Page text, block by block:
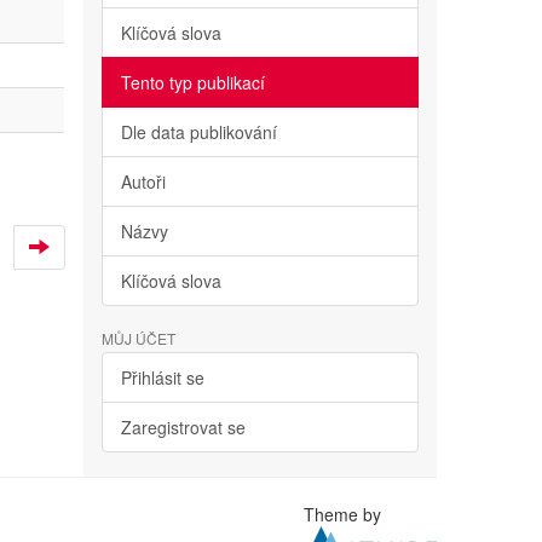
Klíčová slova
Tento typ publikací
Dle data publikování
Autoři
Názvy
Klíčová slova
MŮJ ÚČET
Přihlásit se
Zaregistrovat se
Theme by